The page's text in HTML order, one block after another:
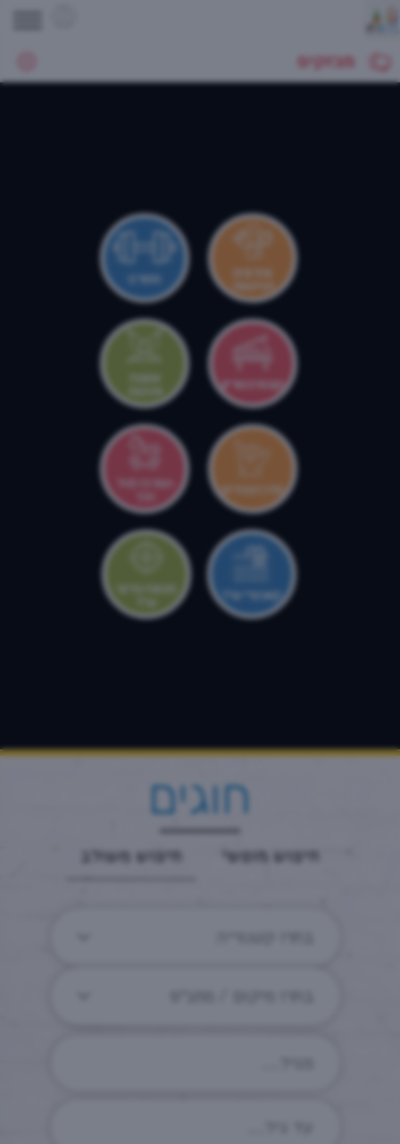
מבזקים
צהרונים
וקייטנות
ספורט
קונסרבטוריון
אמנות
מרכז צעירים
קאנטרי ערד
מטווח עירוני
חוגים
חיפוש חופשי חיפוש משולב